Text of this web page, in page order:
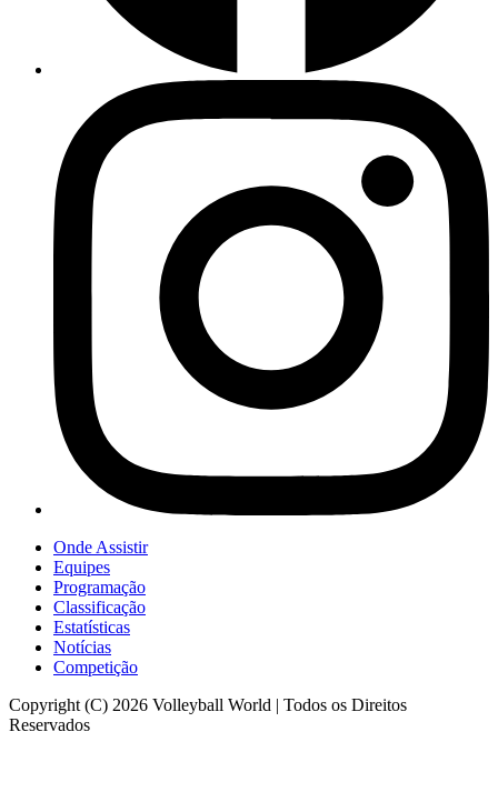
Onde Assistir
Equipes
Programação
Classificação
Estatísticas
Notícias
Competição
Copyright (C) 2026 Volleyball World | Todos os Direitos
Reservados